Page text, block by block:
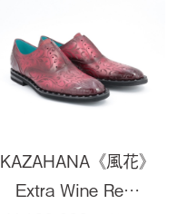
KAZAHANA《風花》
Extra Wine Re…